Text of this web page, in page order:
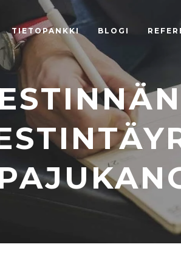
TIETOPANKKI BLOGI